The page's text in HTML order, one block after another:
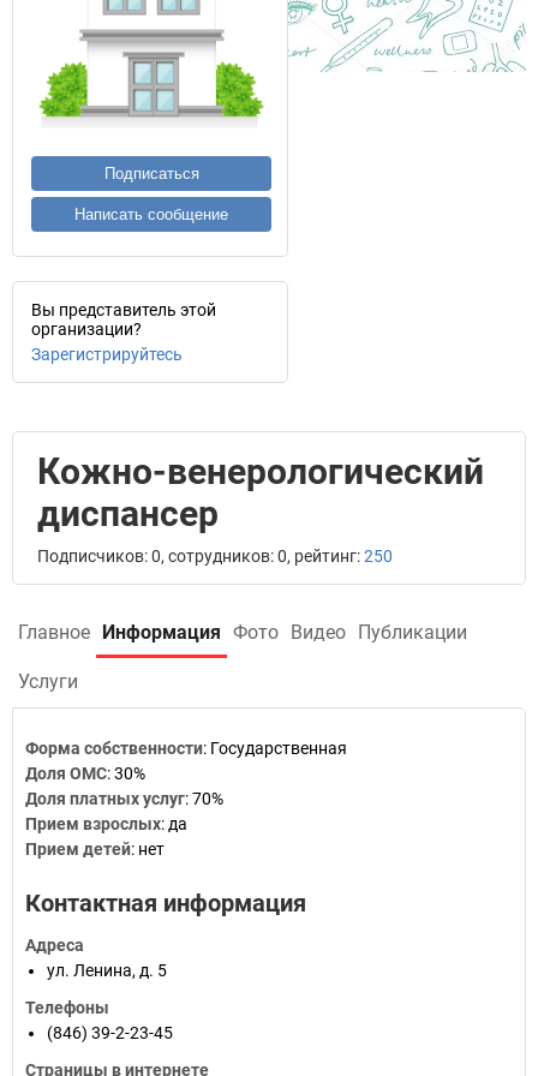
Подписаться
Написать сообщение
Вы представитель этой
организации?
Зарегистрируйтесь
Кожно-венерологический
диспансер
Подписчиков: 0, сотрудников: 0, рейтинг:250
Главное Информация Фото Видео Публикации
Услуги
Форма собственности: Государственная
Доля ОМС:30%
Доля платных услуг:70%
Прием взрослых: да
Прием детей: нет
Контактная информация
Адреса
ул. Ленина, д. 5
Телефоны
(846) 39-2-23-45
Страницы в интернете